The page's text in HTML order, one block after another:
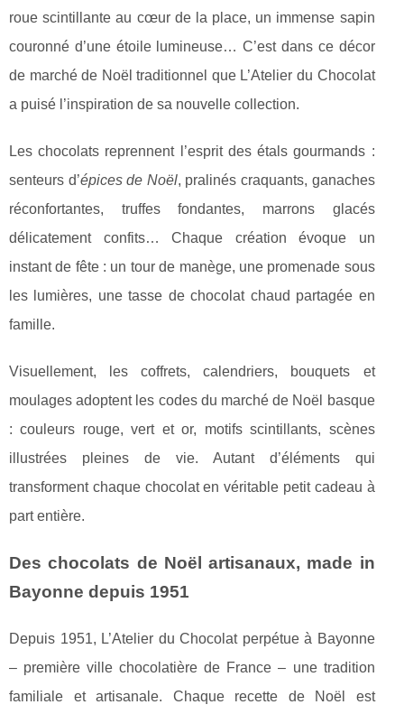
roue scintillante au cœur de la place, un immense sapin
couronné d’une étoile lumineuse… C’est dans ce décor
de marché de Noël traditionnel que L’Atelier du Chocolat
a puisé l’inspiration de sa nouvelle collection.
Les chocolats reprennent l’esprit des étals gourmands :
senteurs d’épices de Noël, pralinés craquants, ganaches
réconfortantes, truffes fondantes, marrons glacés
délicatement confits… Chaque création évoque un
instant de fête : un tour de manège, une promenade sous
les lumières, une tasse de chocolat chaud partagée en
famille.
Visuellement, les coffrets, calendriers, bouquets et
moulages adoptent les codes du marché de Noël basque
: couleurs rouge, vert et or, motifs scintillants, scènes
illustrées pleines de vie. Autant d’éléments qui
transforment chaque chocolat en véritable petit cadeau à
part entière.
Des chocolats de Noël artisanaux, made in
Bayonne depuis 1951
Depuis 1951, L’Atelier du Chocolat perpétue à Bayonne
– première ville chocolatière de France – une tradition
familiale et artisanale. Chaque recette de Noël est